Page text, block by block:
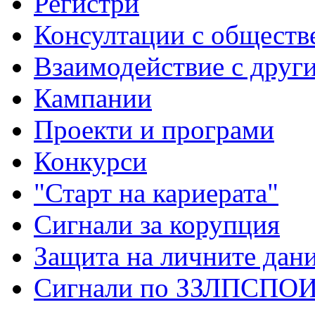
Консултации с
Взаимодействие с
Кампании
Проекти и програми
Конкурси
"Старт на кариерата"
Сигнали за корупция
Защита на личните
Сигнали по